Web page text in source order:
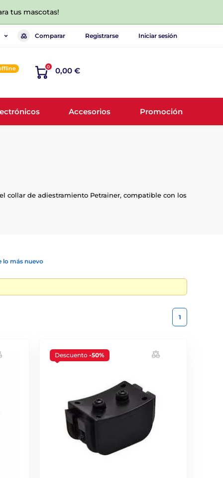
tus mascotas!
Comparar Registrarse Iniciar sesión
0 0,00 €
Accesorios Promoción
collar de adiestramiento Petrainer, compatible con los
lo más nuevo
1
Descuento-50%